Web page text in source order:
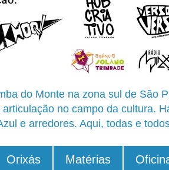
do Monte na zona sul de São
no campo da cultura.
e arredores. Aqui, todas e
Orixás Matérias